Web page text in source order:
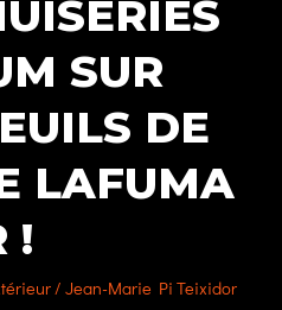
SUR
DE
LAFUMA
!
/Jean-Marie Pi Teixidor